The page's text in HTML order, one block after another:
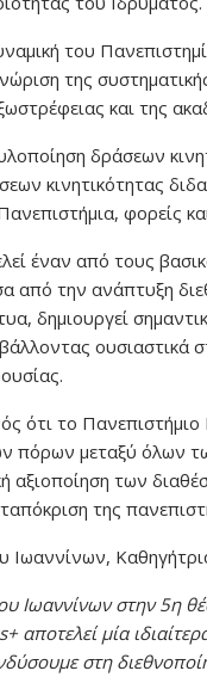
του
της
και της
δράσεων
κινητικότητας
φορείς
έναν από τους
από την ανάπτυξη
δημιουργεί
ουσιαστικά
ότι το
πόρων μεταξύ όλων
αξιοποίηση των
της
Ιωαννίνων,
Ιωαννίνων στην 5η
αποτελεί μία
στη